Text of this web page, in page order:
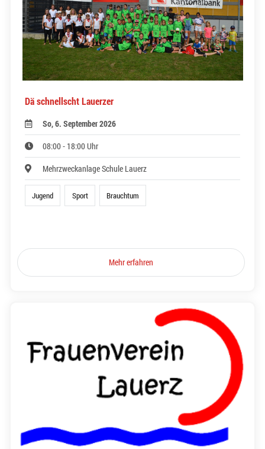
Dä schnellscht Lauerzer
So, 6. September 2026
08:00 - 18:00 Uhr
Mehrzweckanlage Schule Lauerz
Jugend Sport Brauchtum
Mehr erfahren